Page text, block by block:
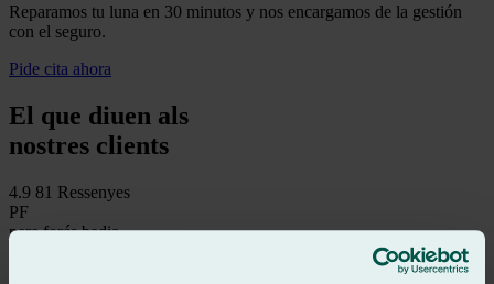
Reparamos tu luna en 30 minutos y nos encargamos de la gestión
con el seguro.
Pide cita ahora
El que diuen als
nostres clients
4.9 81 Ressenyes
PF
pere forés badia